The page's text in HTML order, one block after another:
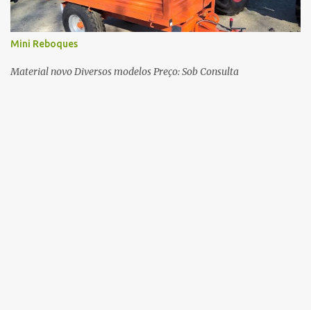
Mini Reboques
Material novo Diversos modelos Preço: Sob Consulta